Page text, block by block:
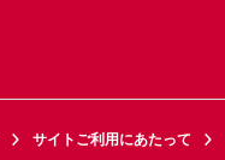
サイトご利用にあたって